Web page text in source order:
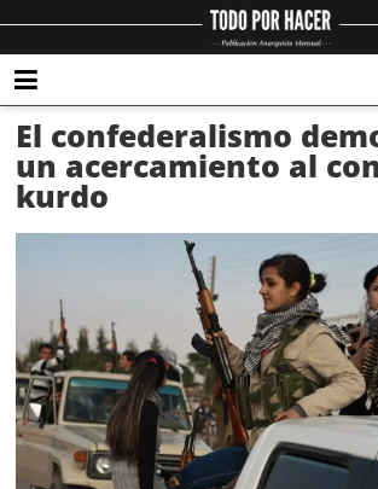
El confederalismo
un acercamiento al
kurdo